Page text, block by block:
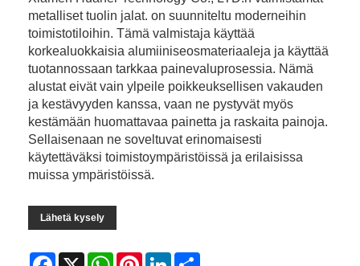
metalliset tuolin jalat. on suunniteltu moderneihin
toimistotiloihin. Tämä valmistaja käyttää
korkealuokkaisia ​​alumiiniseosmateriaaleja ja käyttää
tuotannossaan tarkkaa painevaluprosessia. Nämä
alustat eivät vain ylpeile poikkeuksellisen vakauden
ja kestävyyden kanssa, vaan ne pystyvät myös
kestämään huomattavaa painetta ja raskaita painoja.
Sellaisenaan ne soveltuvat erinomaisesti
käytettäväksi toimistoympäristöissä ja erilaisissa
muissa ympäristöissä.
Lähetä kysely
Facebook
X WhatsAppPinterestLinkedIn